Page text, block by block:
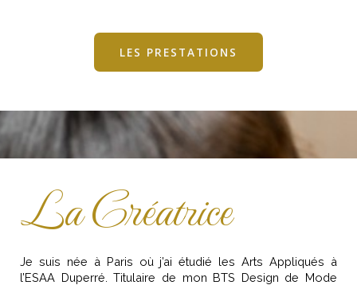
LES PRESTATIONS
La Créatrice
Je suis née à Paris où j’ai étudié les Arts Appliqués à
l’ESAA Duperré. Titulaire de mon BTS Design de Mode